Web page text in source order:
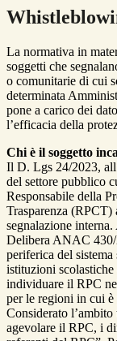
La normativa in
soggetti che
o comunitarie di cui
determinata
pone a carico dei
l’efficacia della
Chi è il soggetto
Il D. Lgs 24/2023,
del settore pubblico
Responsabile della
Trasparenza (RPCT)
segnalazione
Delibera ANAC 430/
periferica del
istituzioni
individuare il RPC
per le regioni in cui
Considerato
agevolare il RPC, i